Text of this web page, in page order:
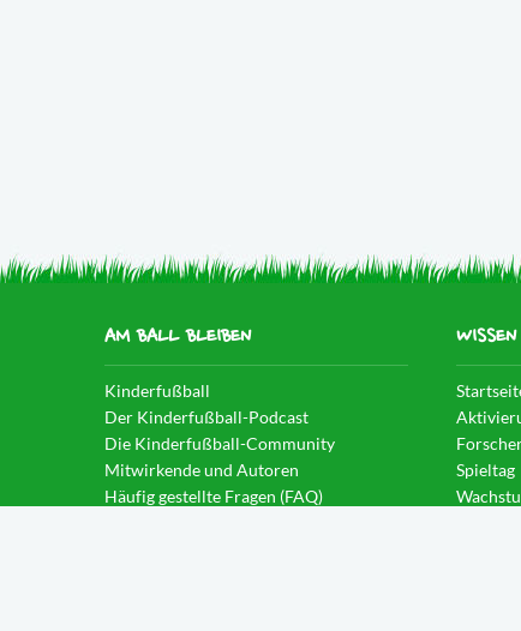
AM BALL BLEIBEN
Kinderfußball
Der Kinderfußball-Podcast
Die Kinderfußball-Community
Mitwirkende und Autoren
Häufig gestellte Fragen (FAQ)
Spieltag